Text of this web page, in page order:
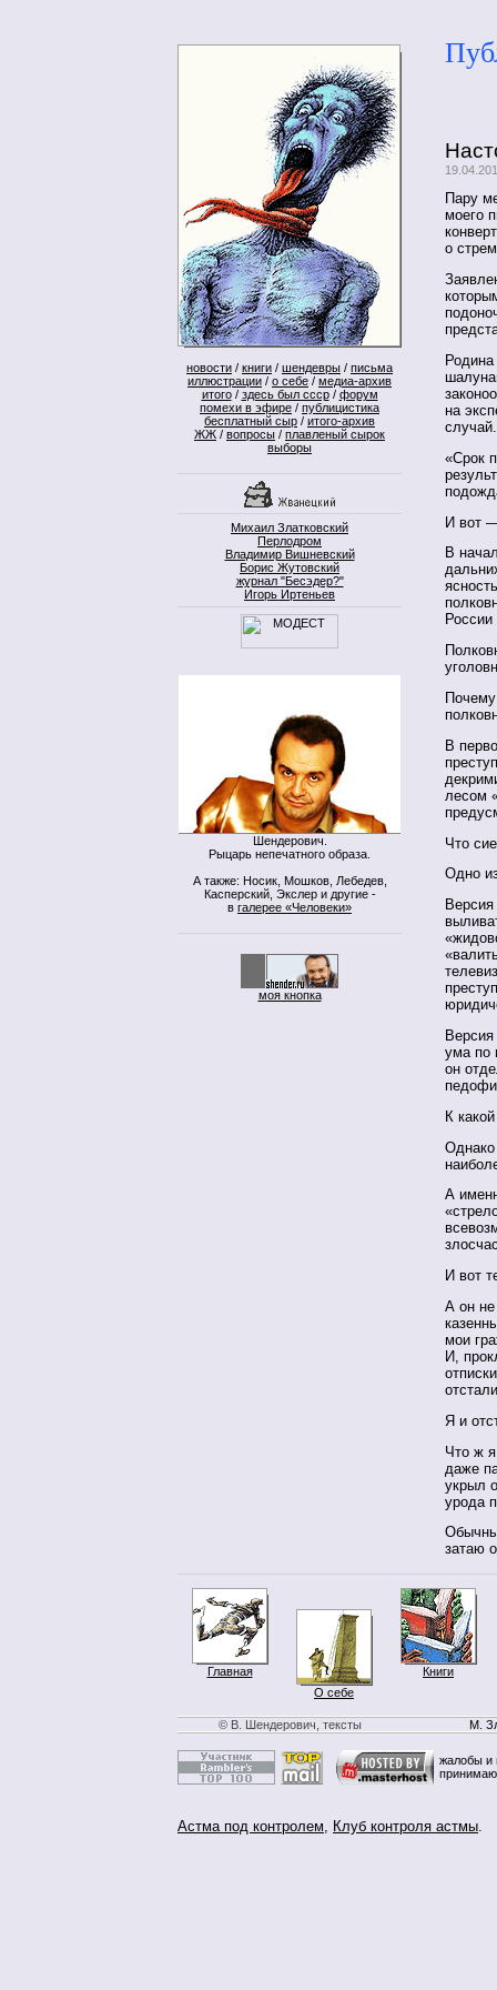
новости / книги / шендевры / письма
иллюстрации / о себе / медиа-архив
итого/ здесь был ссср/ форум
помехи в эфире / публицистика
бесплатный сыр / итого-архив
ЖЖ / вопросы / плавленый сырок
выборы
Михаил Златковский
Перлодром
Владимир Вишневский
Борис Жутовский
журнал "Бесэдер?"
Игорь Иртеньев
Шендерович.
Рыцарь непечатного образа.
А также: Носик, Мошков, Лебедев,
Касперский, Экслер и другие -
в галерее «Человеки»
моя кнопка
Пару
моего
о
на
случай.
«Срок
И вот
В
В
лесом
Что
Одно
ума по
он
К
А
И вот
А он
мои
И,
Я и
Что ж
даже
укрыл
урода
затаю
Главная
О себе
Книги
© В. Шендерович, тексты М.
жалобы и
Астма под контролем, Клуб контроля астмы.